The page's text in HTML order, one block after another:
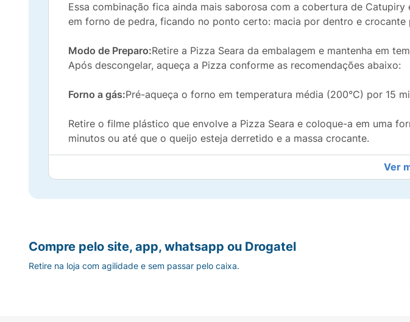
Essa combinação fica ainda mais saborosa com a cobertura de
em forno de pedra, ficando no ponto certo: macia por dentro e crocante
Modo de Preparo:Retire a Pizza Seara da embalagem e mantenha em
Após descongelar, aqueça a Pizza conforme as recomendações abaixo:
Forno a gás:Pré-aqueça o forno em temperatura média (200°C) por 15
Retire o filme plástico que envolve a Pizza Seara e coloque-a em uma
minutos ou até que o queijo esteja derretido e a massa crocante.
Pré-aqueça o forno em temperatura média (200°C) por 15
Retire o filme plástico que envolve a Pizza Seara e coloque-a em uma
Como existem diferenças entre fornos, o tempo de aquecimento
forno.
ATENÇÃO: PRODUTO QUENTE! Recomendamos o uso de luva
Ver
Compre pelo site, app, whatsapp ou Drogatel
Retire na loja com agilidade e sem passar pelo caixa.